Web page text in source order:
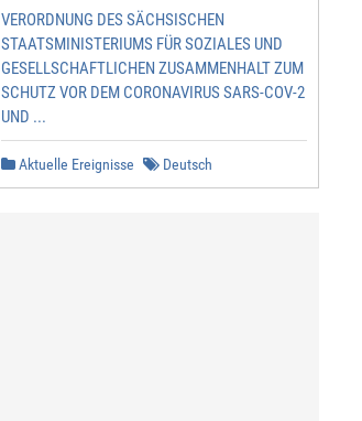
VERORDNUNG DES SÄCHSISCHEN
STAATSMINISTERIUMS FÜR SOZIALES UND
GESELLSCHAFTLICHEN ZUSAMMENHALT ZUM
SCHUTZ VOR DEM CORONAVIRUS SARS-COV-2
UND ...
Aktuelle Ereignisse Deutsch